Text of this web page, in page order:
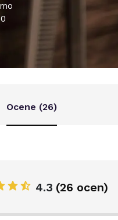
Ocene (26)
4.3 (26 ocen)